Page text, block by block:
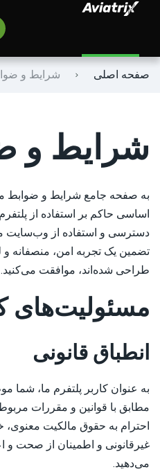
صفحه اصلی شرایط و
شرایط و
به صفحه جامع شرایط و ضوابط
اساسی حاکم بر استفاده از
دسترسی و استفاده از وب‌سایت
تضمین یک تجربه امن، منصفانه
طراحی شده‌اند، موافقت می‌کنید.
مسئولیت‌های
انطباق قانونی
به عنوان کاربر پلتفرم ما،
مطابق با قوانین و مقررات
احترام به حقوق مالکیت معنوی،
غیرقانونی و اطمینان از صحت و
می‌دهید.
سیگنال Aviatrix
Olimp
Leon.Bet
Pin-Up
Favbet
VBet
SlotPesa